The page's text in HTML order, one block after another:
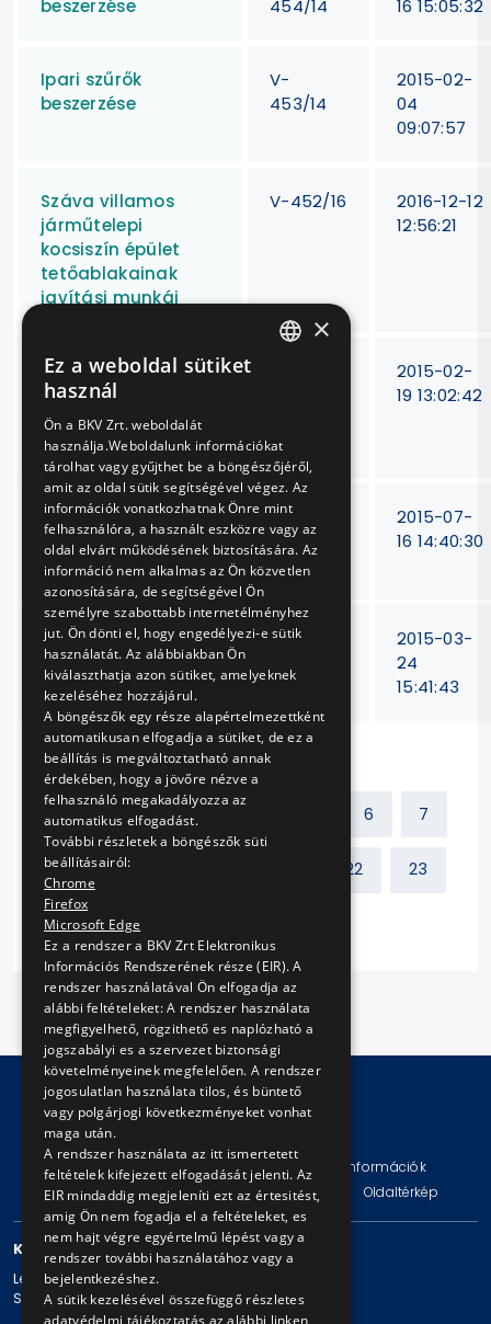
beszerzése
454/14
16 15:05:32
Ipari szűrők
beszerzése
V-
453/14
2015-02-
04
09:07:57
Száva villamos
járműtelepi
kocsiszín épület
tetőablakainak
javítási munkái
V-452/16
2016-12-12
12:56:21
Volvo 7700A típusú
autóbuszok
üvegfelületeinek
karc elleni fóliázása
2015-02-
19 13:02:42
MFAV motorkocsi
szellőző ventilátor
javítás
V-441/14
2015-07-
16 14:40:30
Motor-, hajtómű- és
hidraulika olajok
beszerzése
V-44/14
2015-03-
24
15:41:43
Előző 1 6 7
8 9 22 23
Impresszum Jogi nyilatkozat
Technikai információk
Adatvédelmi politika és tájékoztatások ÁSZF Oldaltérkép
KAPCSOLAT
Levelezési cím: 1980 Budapest, Pf. 11.
Székhely: 1980 Budapest, Akácfa u. 15.
×
Ez a weboldal sütiket
használ
Ön a BKV Zrt. weboldalát
használja.Weboldalunk információkat
tárolhat vagy gyűjthet be a böngészőjéről,
amit az oldal sütik segítségével végez. Az
információk vonatkozhatnak Önre mint
felhasználóra, a használt eszközre vagy az
oldal elvárt működésének biztosítására. Az
információ nem alkalmas az Ön közvetlen
azonosítására, de segítségével Ön
személyre szabottabb internetélményhez
jut. Ön dönti el, hogy engedélyezi-e sütik
használatát. Az alábbiakban Ön
kiválaszthatja azon sütiket, amelyeknek
kezeléséhez hozzájárul.
A böngészők egy része alapértelmezettként
automatikusan elfogadja a sütiket, de ez a
beállítás is megváltoztatható annak
érdekében, hogy a jövőre nézve a
felhasználó megakadályozza az
automatikus elfogadást.
További részletek a böngészők süti
beállításairól:
Chrome
Firefox
Microsoft Edge
Ez a rendszer a BKV Zrt Elektronikus
Információs Rendszerének része (EIR). A
rendszer használatával Ön elfogadja az
alábbi feltételeket: A rendszer használata
megfigyelhető, rögzithető es naplózható a
jogszabályi es a szervezet biztonsági
követelményeinek megfelelően. A rendszer
jogosulatlan használata tilos, és büntető
vagy polgárjogi következményeket vonhat
maga után.
A rendszer használata az itt ismertetett
feltételek kifejezett elfogadását jelenti. Az
EIR mindaddig megjeleníti ezt az értesitést,
amig Ön nem fogadja el a feltételeket, es
nem hajt végre egyértelmű lépést vagy a
rendszer további használatához vagy a
bejelentkezéshez.
A sütik kezelésével összefüggő részletes
adatvédelmi tájékoztatás az alábbi linken